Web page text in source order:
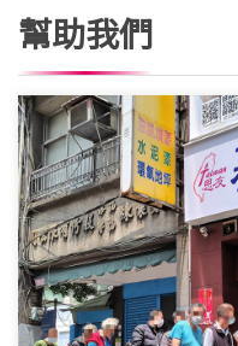
各位愛
幫助我們